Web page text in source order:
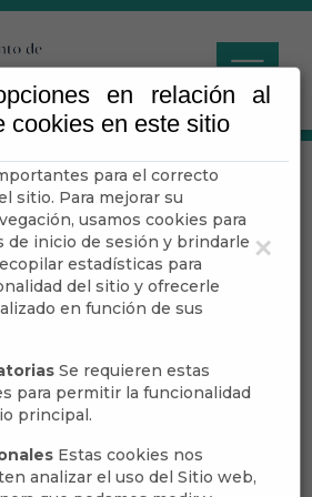
×
en relación al
cookies en este sitio
para el correcto
sitio. Para mejorar su
usamos cookies para
de inicio de sesión y brindarle
estadísticas para
del sitio y ofrecerle
en función de sus
Se requieren estas
para permitir la funcionalidad
principal.
Estas cookies nos
analizar el uso del Sitio web,
Privacidad
web y
Datos de
Privacidad informamos
el AYUNTAMIENTO DE
que, antes de facilitar sus